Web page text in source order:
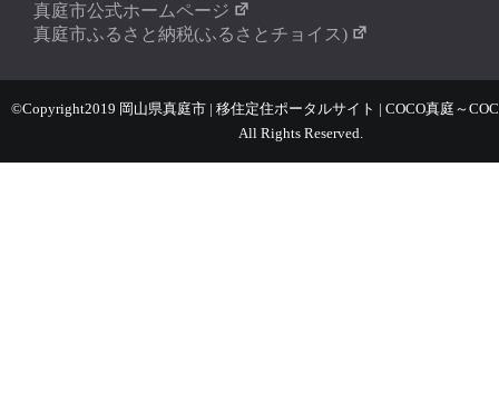
真庭市公式ホームページ
真庭市ふるさと納税(ふるさとチョイス)
©Copyright2019 岡山県真庭市 | 移住定住ポータルサイト | COCO真庭～
All Rights Reserved.